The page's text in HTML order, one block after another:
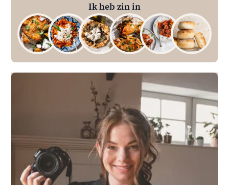
Ik heb zin in